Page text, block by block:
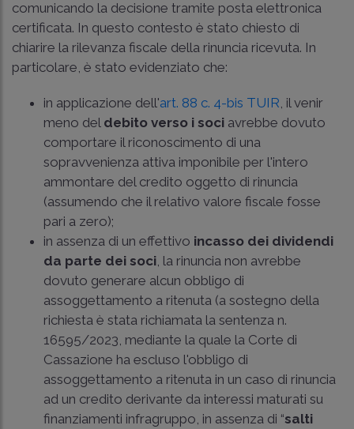
comunicando la decisione tramite posta elettronica
certificata. In questo contesto è stato chiesto di
chiarire la rilevanza fiscale della rinuncia ricevuta. In
particolare, è stato evidenziato che:
in applicazione dell'art. 88 c. 4-bis TUIR , il venir
meno del debito verso i soci avrebbe dovuto
comportare il riconoscimento di una
sopravvenienza attiva imponibile per l'intero
ammontare del credito oggetto di rinuncia
(assumendo che il relativo valore fiscale fosse
pari a zero);
in assenza di un effettivo incasso dei dividendi
da parte dei soci , la rinuncia non avrebbe
dovuto generare alcun obbligo di
assoggettamento a ritenuta (a sostegno della
richiesta è stata richiamata la sentenza n.
16595/2023 , mediante la quale la Corte di
Cassazione ha escluso l'obbligo di
assoggettamento a ritenuta in un caso di rinuncia
ad un credito derivante da interessi maturati su
finanziamenti infragruppo, in assenza di “salti